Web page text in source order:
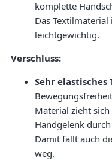
komplette
Das
leichtgewichtig.
Verschluss:
Sehr
Material zieht
Handgelenk
Damit fällt auch
weg.